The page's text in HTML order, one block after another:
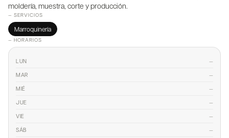
moldería, muestra, corte y producción.
— SERVICIOS
Marroquinería
— HORARIOS
LUN —
MAR —
MIÉ —
JUE —
VIE —
SÁB —